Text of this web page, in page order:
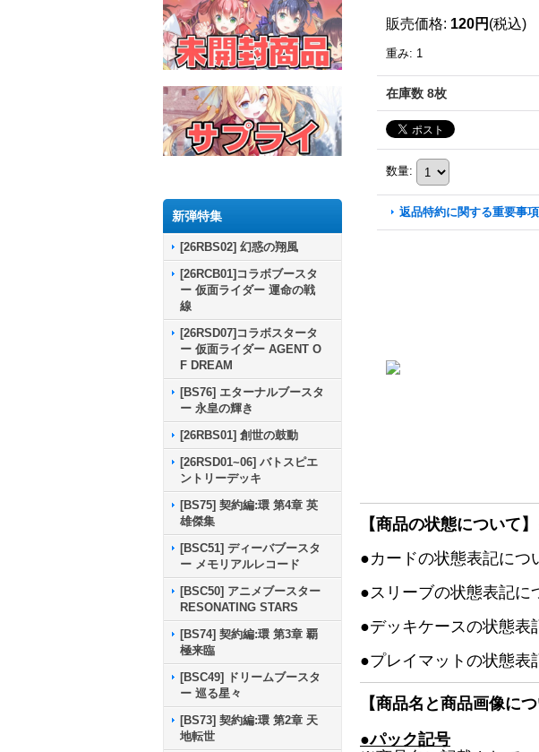
新弾特集
[26RBS02] 幻惑の翔風
[26RCB01]コラボブースタ
ー 仮面ライダー 運命の戦
線
[26RSD07]コラボスタータ
ー 仮面ライダー AGENT O
F DREAM
[BS76] エターナルブースタ
ー 永皇の輝き
[26RBS01] 創世の鼓動
[26RSD01~06] バトスピエ
ントリーデッキ
[BS75] 契約編:環 第4章 英
雄傑集
[BSC51] ディーバブースタ
ー メモリアルレコード
[BSC50] アニメブースター
RESONATING STARS
[BS74] 契約編:環 第3章 覇
極来臨
[BSC49] ドリームブースタ
ー 巡る星々
[BS73] 契約編:環 第2章 天
地転世
販売価格: 120円 (税込)
重み: 1
在庫数 8枚
数量:
返品特約に関する重要事項
【商品の状態について】
●カードの状態表記につ
●スリーブの状態表記に
●デッキケースの状態表
●プレイマットの状態表
【商品名と商品画像につ
●パック記号